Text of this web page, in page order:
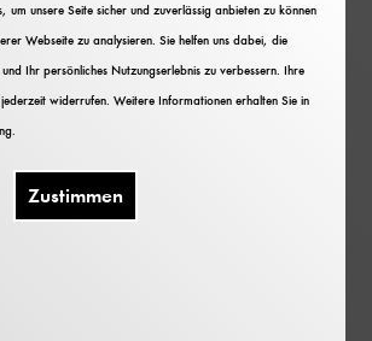
- Museumsinsel
um unsere Seite sicher und zuverlässig anbieten zu können
Webseite zu analysieren. Sie helfen uns dabei, die
Ihr persönliches Nutzungserlebnis zu verbessern. Ihre
widerrufen. Weitere Informationen erhalten Sie in
Zustimmen